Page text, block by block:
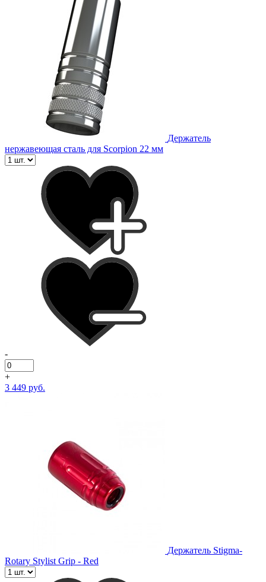
Держатель
нержавеющая сталь для Scorpion 22 мм
-
+
3 449 руб.
Держатель Stigma-
Rotary Stylist Grip - Red